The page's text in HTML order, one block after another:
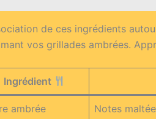
de ces ingrédients
vos grillades ambrées.
Ingrédient
ambrée Notes